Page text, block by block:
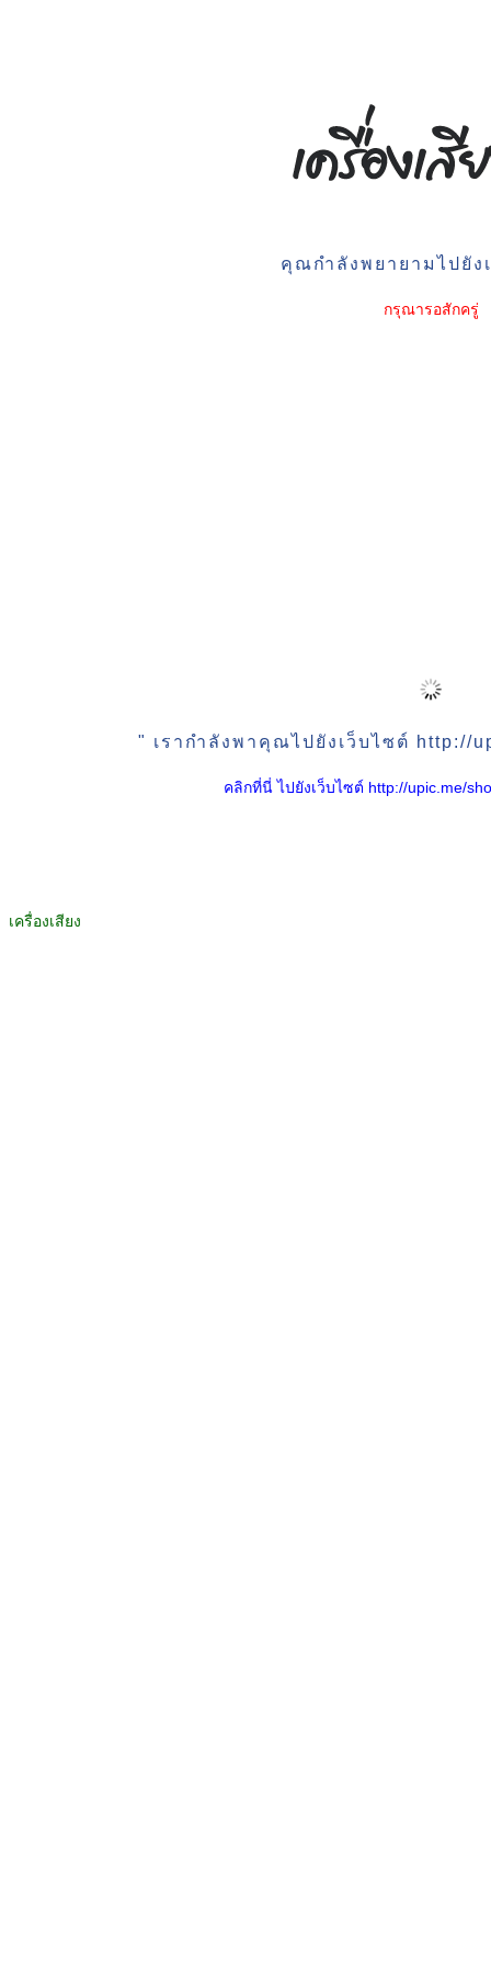
คุณกำลังพยายามไปยัง
กรุณารอสักครู่
" เรากำลังพาคุณไปยังเว็บไซต์ http://
คลิกที่นี่ ไปยังเว็บไซต์ http://upic.me/
เครื่องเสียง